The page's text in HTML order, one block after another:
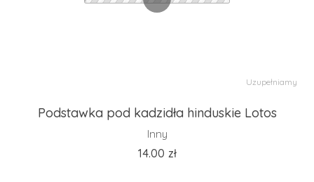
Uzupełniamy
Podstawka pod kadzidła hinduskie Lotos
Inny
14.00 zł